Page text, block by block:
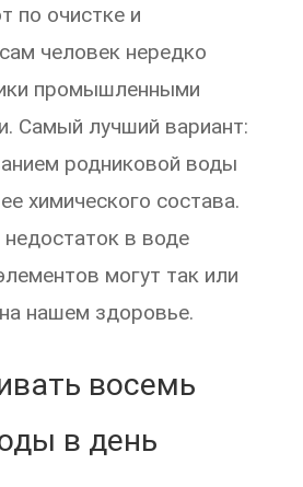
по очистке и
человек нередко
промышленными
Самый лучший вариант:
родниковой воды
химического состава.
в воде
могут так или
нашем здоровье.
восемь
в день